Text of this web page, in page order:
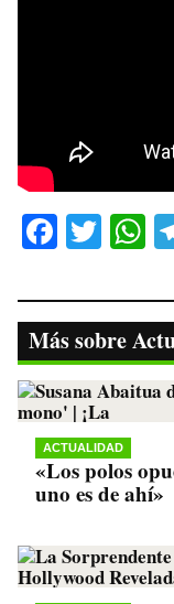
Fa
bo
ok
T
tte
r
ts
A
Más sobre
ACTUALIDAD
«Los polos
uno es de ahí»